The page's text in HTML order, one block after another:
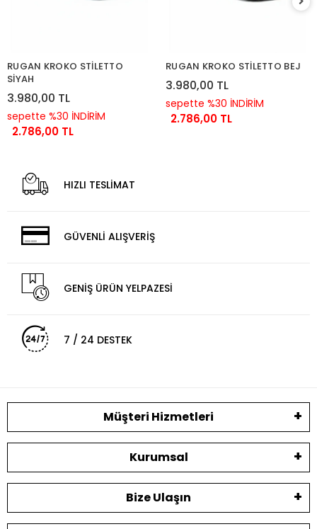
RUGAN KROKO STİLETTO
SİYAH
3.980,00 TL
sepette %30 İNDİRİM
2.786,00 TL
RUGAN KROKO STİLETTO BEJ
3.980,00 TL
sepette %30 İNDİRİM
2.786,00 TL
HIZLI TESLİMAT
GÜVENLİ ALIŞVERİŞ
GENİŞ ÜRÜN YELPAZESİ
7 / 24 DESTEK
Müşteri Hizmetleri
Kurumsal
Bize Ulaşın